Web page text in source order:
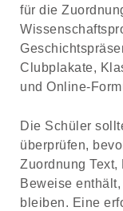
für die
Clubplakate,
und Online-
Die Schüler
überprüfen,
Zuordnung Text,
Beweise
bleiben. Eine